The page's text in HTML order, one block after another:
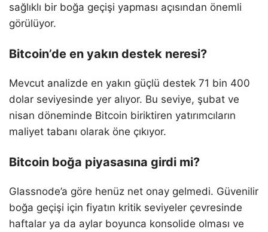
sağlıklı bir boğa geçişi yapması açısından önemli
görülüyor.
Bitcoin’de en yakın destek neresi?
Mevcut analizde en yakın güçlü destek 71 bin 400
dolar seviyesinde yer alıyor. Bu seviye, şubat ve
nisan döneminde Bitcoin biriktiren yatırımcıların
maliyet tabanı olarak öne çıkıyor.
Bitcoin boğa piyasasına girdi mi?
Glassnode’a göre henüz net onay gelmedi. Güvenilir
boğa geçişi için fiyatın kritik seviyeler çevresinde
haftalar ya da aylar boyunca konsolide olması ve